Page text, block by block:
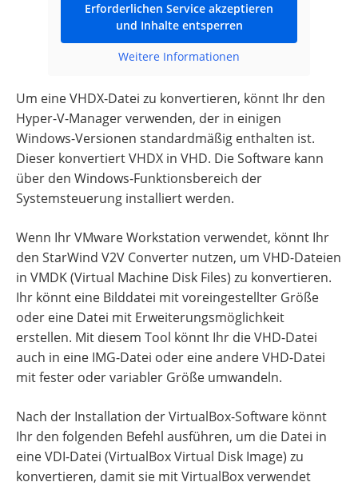
Erforderlichen Service akzeptieren
und Inhalte entsperren
Weitere Informationen
Um eine VHDX-Datei zu konvertieren, könnt Ihr den
Hyper-V-Manager verwenden, der in einigen
Windows-Versionen standardmäßig enthalten ist.
Dieser konvertiert VHDX in VHD. Die Software kann
über den Windows-Funktionsbereich der
Systemsteuerung installiert werden.
Wenn Ihr VMware Workstation verwendet, könnt Ihr
den StarWind V2V Converter nutzen, um VHD-Dateien
in VMDK (Virtual Machine Disk Files) zu konvertieren.
Ihr könnt eine Bilddatei mit voreingestellter Größe
oder eine Datei mit Erweiterungsmöglichkeit
erstellen. Mit diesem Tool könnt Ihr die VHD-Datei
auch in eine IMG-Datei oder eine andere VHD-Datei
mit fester oder variabler Größe umwandeln.
Nach der Installation der VirtualBox-Software könnt
Ihr den folgenden Befehl ausführen, um die Datei in
eine VDI-Datei (VirtualBox Virtual Disk Image) zu
konvertieren, damit sie mit VirtualBox verwendet